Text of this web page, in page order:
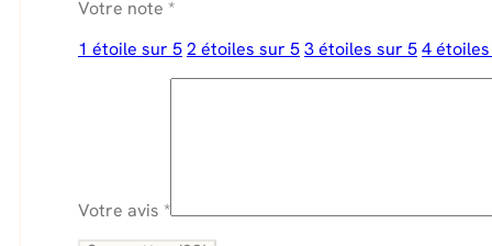
Votre note *
1 étoile sur 52 étoiles sur 53 étoiles sur 54
Votre avis *